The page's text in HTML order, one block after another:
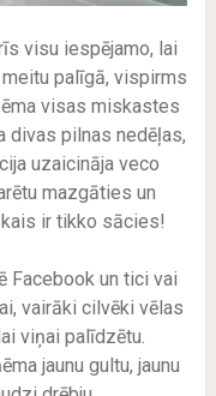
visu iespējamo, lai
palīgā, vispirms
visas miskastes
divas pilnas nedēļas,
uzaicināja veco
mazgāties un
ir tikko sācies!
Facebook un tici vai
vairāki cilvēki vēlas
viņai palīdzētu.
jaunu gultu, jaunu